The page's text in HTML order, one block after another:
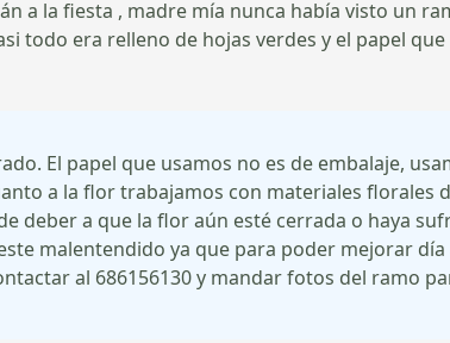
a la fiesta , madre mía nunca había visto un
todo era relleno de hojas verdes y el papel
El papel que usamos no es de embalaje,
a la flor trabajamos con materiales florales
deber a que la flor aún esté cerrada o haya
malentendido ya que para poder mejorar día
al 686156130 y mandar fotos del ramo